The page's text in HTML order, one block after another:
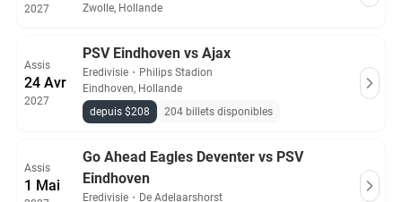
2027
Zwolle, Hollande
Assis
24 Avr
2027
PSV Eindhoven vs Ajax
Eredivisie ・ Philips Stadion
Eindhoven, Hollande
depuis $208
204 billets disponibles
Assis
1 Mai
Go Ahead Eagles Deventer vs PSV
Eindhoven
Eredivisie ・ De Adelaarshorst